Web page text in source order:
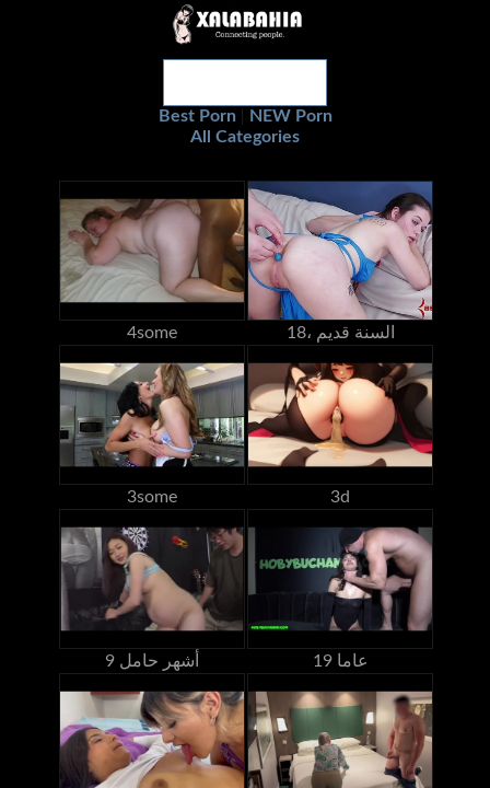
Best Porn
NEW Porn
All Categories
4some 18، السنة قديم
3some 3d
9 أشهر حامل 19 عاما